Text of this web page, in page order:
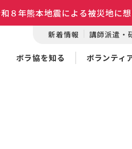
８年熊本地震による被災地に
新着情報 講師派遣・
ボラ協を知る ボランティ